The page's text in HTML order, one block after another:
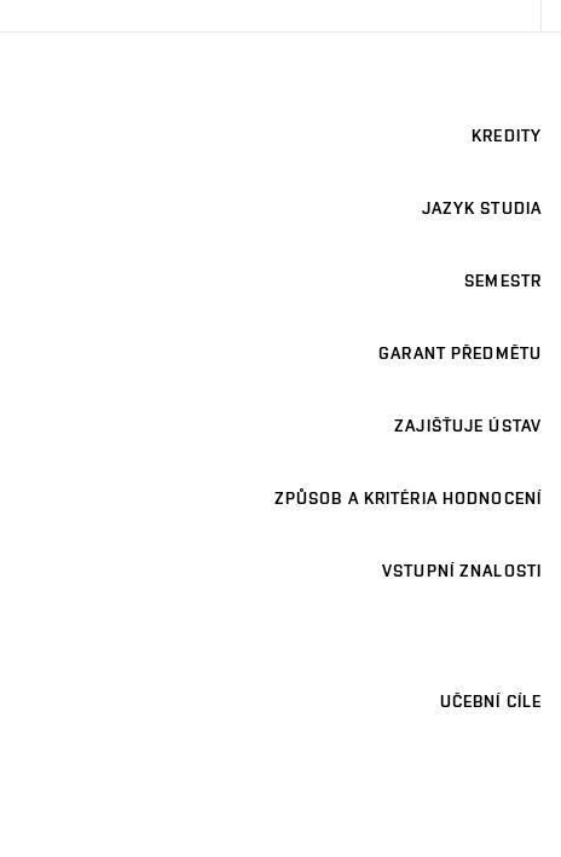
KREDITY
JAZYK STUDIA
SEMESTR
GARANT PŘEDMĚTU
ZAJIŠŤUJE ÚSTAV
ZPŮSOB A KRITÉRIA HODNOCENÍ
VSTUPNÍ ZNALOSTI
UČEBNÍ CÍLE